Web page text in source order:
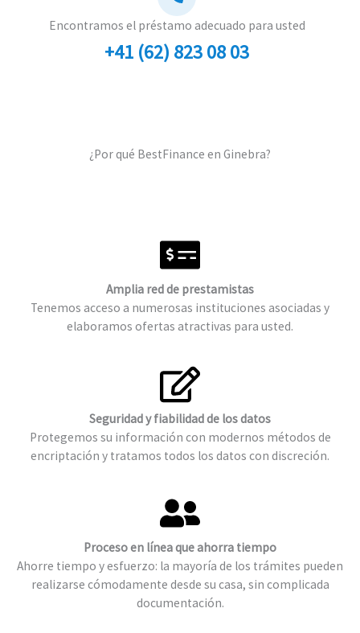
Encontramos el préstamo adecuado para usted
+41 (62) 823 08 03
¿Por qué BestFinance en Ginebra?
Amplia red de prestamistas
Tenemos acceso a numerosas instituciones asociadas y
elaboramos ofertas atractivas para usted.
Seguridad y fiabilidad de los datos
Protegemos su información con modernos métodos de
encriptación y tratamos todos los datos con discreción.
Proceso en línea que ahorra tiempo
Ahorre tiempo y esfuerzo: la mayoría de los trámites pueden
realizarse cómodamente desde su casa, sin complicada
documentación.